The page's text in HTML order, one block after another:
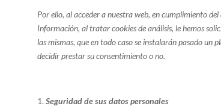
Por ello, al acceder a nuestra web, en cumplimiento
Información, al tratar cookies de análisis, le hemos
las mismas, que en todo caso se instalarán pasado un
decidir prestar su consentimiento o no.
Seguridad de sus datos personales